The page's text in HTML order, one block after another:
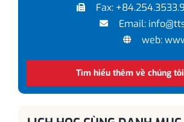
Fax:
Email:
web:
Tìm hiểu thêm về chúng tôi